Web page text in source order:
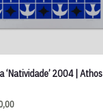
‘Natividade’ 2004 | Athos